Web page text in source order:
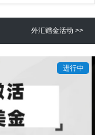
外汇赠金活动 >>
进行中